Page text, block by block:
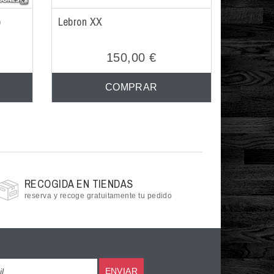
Lebron XX
150,00 €
COMPRAR
RECOGIDA EN TIENDAS
reserva y recoge gratuitamente tu pedido
ENVIAR